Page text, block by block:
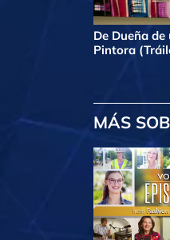
De Dueña
Pintora
MÁS